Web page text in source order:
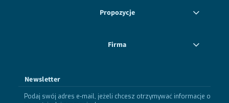
Propozycje
Firma
Newsletter
Podaj swój adres e-mail, jeżeli chcesz otrzymywać informacje o